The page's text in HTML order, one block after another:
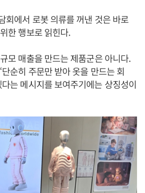
회에서 로봇 의류를 꺼낸 것은 바로
한 행보로 읽힌다.
모 매출을 만드는 제품군은 아니다.
순히 주문만 받아 옷을 만드는 회
는 메시지를 보여주기에는 상징성이